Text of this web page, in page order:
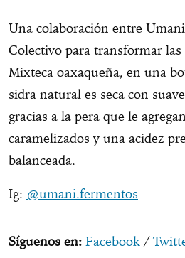
Una colaboración entre
Colectivo para transformar las
Mixteca oaxaqueña, en una
sidra natural es seca con
gracias a la pera que le
caramelizados y una acidez
balanceada.
Ig: @umani.fermentos
Síguenos en: Facebook /